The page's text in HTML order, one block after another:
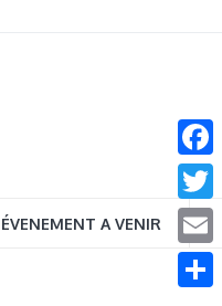
ÉVENEMENT A VENIR
Email